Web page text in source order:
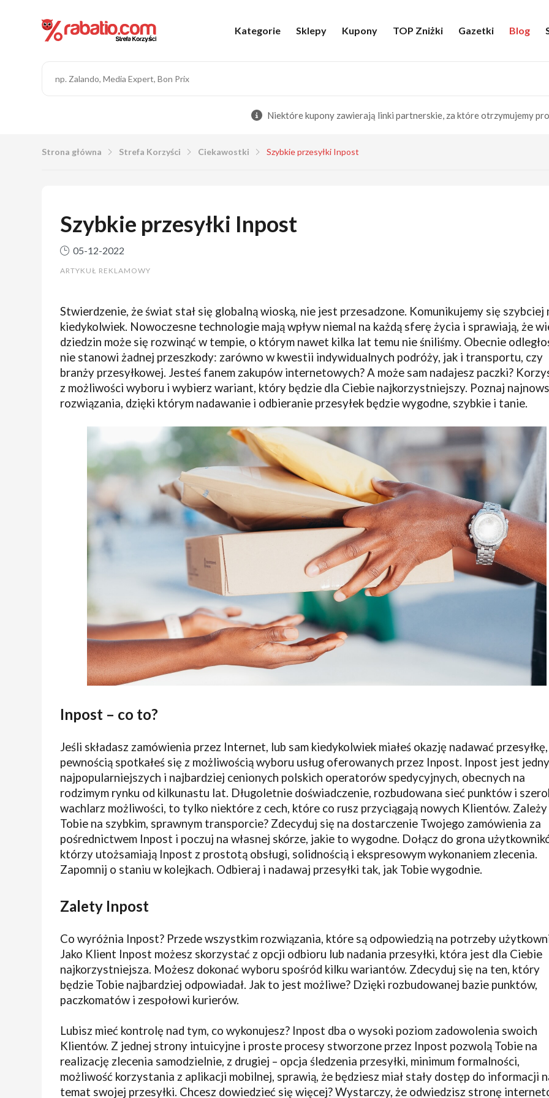
Kategorie Sklepy Kupony TOP Zniżki Gazetki Blog
Niektóre kupony zawierają linki partnerskie, za które otrzymujemy
Strona główna Strefa Korzyści Ciekawostki Szybkie przesyłki Inpost
Szybkie przesyłki Inpost
05-12-2022
ARTYKUŁ REKLAMOWY
Stwierdzenie, że świat stał się globalną wioską, nie jest przesadzone. Komunikujemy się szybciej
kiedykolwiek. Nowoczesne technologie mają wpływ niemal na każdą sferę życia i sprawiają, że
dziedzin może się rozwinąć w tempie, o którym nawet kilka lat temu nie śniliśmy. Obecnie
nie stanowi żadnej przeszkody: zarówno w kwestii indywidualnych podróży, jak i transportu, czy
branży przesyłkowej. Jesteś fanem zakupów internetowych? A może sam nadajesz paczki?
z możliwości wyboru i wybierz wariant, który będzie dla Ciebie najkorzystniejszy. Poznaj
rozwiązania, dzięki którym nadawanie i odbieranie przesyłek będzie wygodne, szybkie i tanie.
Inpost – co to?
Jeśli składasz zamówienia przez Internet, lub sam kiedykolwiek miałeś okazję nadawać przesyłkę,
pewnością spotkałeś się z możliwością wyboru usług oferowanych przez Inpost. Inpost jest
najpopularniejszych i najbardziej cenionych polskich operatorów spedycyjnych, obecnych na
rodzimym rynku od kilkunastu lat. Długoletnie doświadczenie, rozbudowana sieć punktów i
wachlarz możliwości, to tylko niektóre z cech, które co rusz przyciągają nowych Klientów. Zależy
Tobie na szybkim, sprawnym transporcie? Zdecyduj się na dostarczenie Twojego zamówienia za
pośrednictwem Inpost i poczuj na własnej skórze, jakie to wygodne. Dołącz do grona
którzy utożsamiają Inpost z prostotą obsługi, solidnością i ekspresowym wykonaniem zlecenia.
Zapomnij o staniu w kolejkach. Odbieraj i nadawaj przesyłki tak, jak Tobie wygodnie.
Zalety Inpost
Co wyróżnia Inpost? Przede wszystkim rozwiązania, które są odpowiedzią na potrzeby
Jako Klient Inpost możesz skorzystać z opcji odbioru lub nadania przesyłki, która jest dla Ciebie
najkorzystniejsza. Możesz dokonać wyboru spośród kilku wariantów. Zdecyduj się na ten, który
będzie Tobie najbardziej odpowiadał. Jak to jest możliwe? Dzięki rozbudowanej bazie punktów,
paczkomatów i zespołowi kurierów.
Lubisz mieć kontrolę nad tym, co wykonujesz? Inpost dba o wysoki poziom zadowolenia swoich
Klientów. Z jednej strony intuicyjne i proste procesy stworzone przez Inpost pozwolą Tobie na
realizację zlecenia samodzielnie, z drugiej – opcja śledzenia przesyłki, minimum formalności,
możliwość korzystania z aplikacji mobilnej, sprawią, że będziesz miał stały dostęp do informacji
temat swojej przesyłki. Chcesz dowiedzieć się więcej? Wystarczy, że odwiedzisz stronę